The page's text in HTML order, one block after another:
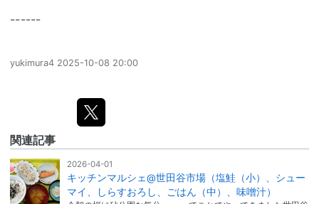
------
yukimura4 2025-10-08 20:00
関連記事
2026-04-01
キッチンマルシェ@世田谷市場（塩鮭（小）、シュー
マイ、しらすおろし、ごはん（中）、味噌汁）